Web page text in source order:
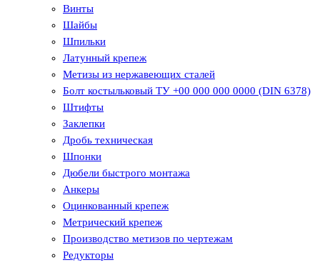
Винты
Шайбы
Шпильки
Латунный крепеж
Метизы из нержавеющих сталей
Болт костыльковый ТУ +00 000 000 0000 (DIN 6378)
Штифты
Заклепки
Дробь техническая
Шпонки
Дюбели быстрого монтажа
Анкеры
Оцинкованный крепеж
Метрический крепеж
Производство метизов по чертежам
Редукторы